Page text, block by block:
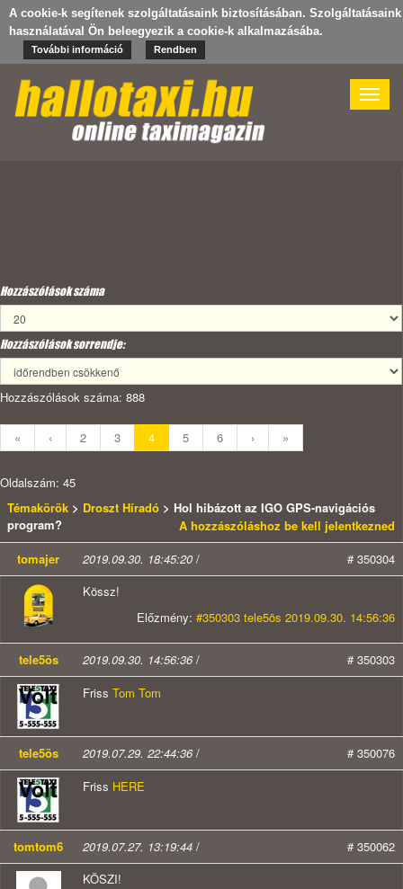
A cookie-k segítenek szolgáltatásaink biztosításában. Szolgáltatásaink
használatával Ön beleegyezik a cookie-k alkalmazásába.
További információ Rendben
Toggle
Hozzászólások száma
Hozzászólások sorrendje:
Hozzászólások száma: 888
« ‹ 2 3 4 5 6 › »
Oldalszám: 45
Témakörök > Droszt Híradó > Hol hibázott az IGO GPS-navigációs
program?
A hozzászóláshoz be kell jelentkezned
tomajer
2019.09.30. 18:45:20 /
# 350304
Kössz!
Előzmény: #350303 tele5ös 2019.09.30. 14:56:36
tele5ös 2019.09.30. 14:56:36/
# 350303
Friss Tom Tom
tele5ös 2019.07.29. 22:44:36/
# 350076
Friss HERE
tomtom6 2019.07.27. 13:19:44 /
# 350062
KÖSZI!